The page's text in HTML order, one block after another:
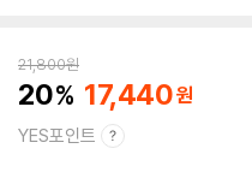
21,800원
20 17,440
YES포인트